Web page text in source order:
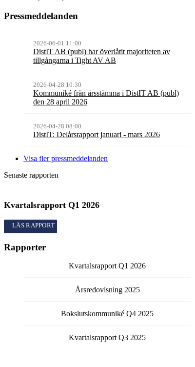
Pressmeddelanden
2026-06-01 11:00
DistIT AB (publ) har överlåtit majoriteten av
tillgångarna i Tight AV AB
2026-04-28 10:30
Kommuniké från årsstämma i DistIT AB (publ)
den 28 april 2026
2026-04-28 08:00
DistIT: Delårsrapport januari - mars 2026
Visa fler pressmeddelanden
Senaste rapporten
Kvartalsrapport Q1 2026
Kvartalsrapport
Rapporter
Kvartalsrapport Q1 2026
Årsredovisning 2025
Bokslutskommuniké Q4 2025
Kvartalsrapport Q3 2025